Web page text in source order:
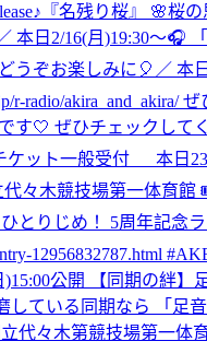
『名残り桜』 🌸桜
本日2/16(月)19:30～🎧
うぞお楽しみに🎈 ／ 本
radio/akira_and_akira/
す🤍 ぜひチェックして
一般受付 本日
木競技場第一体育館
とりじめ！ 5周年記念
12956832787.html
公開 【同期の絆】
している同期なら 「足
代々木第競技場第一体